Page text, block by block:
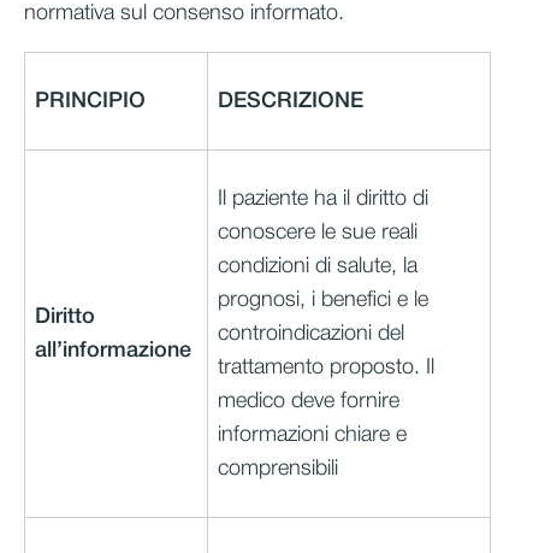
normativa sul consenso informato.
PRINCIPIO DESCRIZIONE
Diritto
all’informazione
Il paziente ha il diritto di
conoscere le sue reali
condizioni di salute, la
prognosi, i benefici e le
controindicazioni del
trattamento proposto. Il
medico deve fornire
informazioni chiare e
comprensibili